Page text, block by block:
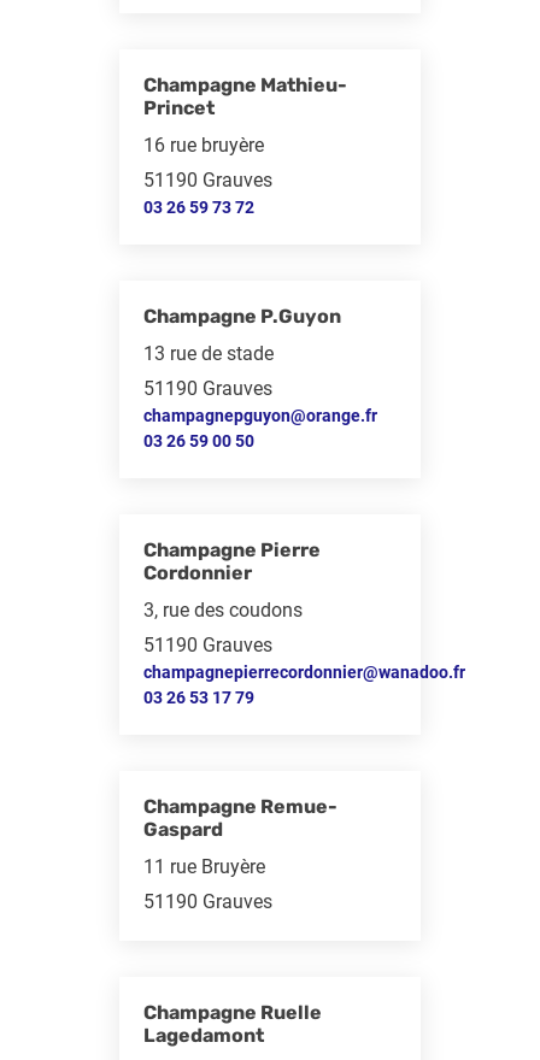
Champagne Mathieu-
Princet
16 rue bruyère
51190 Grauves
03 26 59 73 72
Champagne P.Guyon
13 rue de stade
51190 Grauves
champagnepguyon@orange.fr
03 26 59 00 50
Champagne Pierre
Cordonnier
3, rue des coudons
51190 Grauves
champagnepierrecordonnier@wanadoo.fr
03 26 53 17 79
Champagne Remue-
Gaspard
11 rue Bruyère
51190 Grauves
Champagne Ruelle
Lagedamont